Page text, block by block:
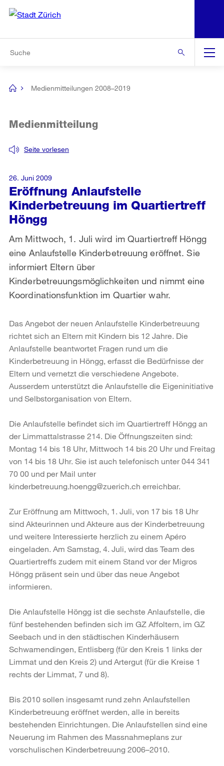
Navigation
[no
Medienmitteilungen 2008–2019
Eröffnung Anlaufstelle
Kinderbetreuung im Quartiertreff
Höngg
Seite vorlesen
Medienmitteilung
Am Mittwoch, 1. Juli wird im Quartiertreff Höngg
eine Anlaufstelle Kinderbetreuung eröffnet. Sie
informiert Eltern über
Kinderbetreuungsmöglichkeiten und nimmt eine
Koordinationsfunktion im Quartier wahr.
26. Juni 2009
Das Angebot der neuen Anlaufstelle Kinderbetreuung
richtet sich an Eltern mit Kindern bis 12 Jahre. Die
Anlaufstelle beantwortet Fragen rund um die
Kinderbetreuung in Höngg, erfasst die Bedürfnisse der
Eltern und vernetzt die verschiedene Angebote.
Ausserdem unterstützt die Anlaufstelle die Eigeninitiative
und Selbstorganisation von Eltern.
Die Anlaufstelle befindet sich im Quartiertreff Höngg an
der Limmattalstrasse 214. Die Öffnungszeiten sind:
Montag 14 bis 18 Uhr, Mittwoch 14 bis 20 Uhr und Freitag
von 14 bis 18 Uhr. Sie ist auch telefonisch unter 044 341
70 00 und per Mail unter
kinderbetreuung.hoengg@zuerich.ch erreichbar.
Zur Eröffnung am Mittwoch, 1. Juli, von 17 bis 18 Uhr
sind Akteurinnen und Akteure aus der Kinderbetreuung
und weitere Interessierte herzlich zu einem Apéro
eingeladen. Am Samstag, 4. Juli, wird das Team des
Quartiertreffs zudem mit einem Stand vor der Migros
Höngg präsent sein und über das neue Angebot
informieren.
Die Anlaufstelle Höngg ist die sechste Anlaufstelle, die
fünf bestehenden befinden sich im GZ Affoltern, im GZ
Seebach und in den städtischen Kinderhäusern
Schwamendingen, Entlisberg (für den Kreis 1 links der
Limmat und den Kreis 2) und Artergut (für die Kreise 1
rechts der Limmat, 7 und 8).
Bis 2010 sollen insgesamt rund zehn Anlaufstellen
Kinderbetreuung eröffnet werden, alle in bereits
bestehenden Einrichtungen. Die Anlaufstellen sind eine
Neuerung im Rahmen des Massnahmeplans zur
vorschulischen Kinderbetreuung 2006–2010.